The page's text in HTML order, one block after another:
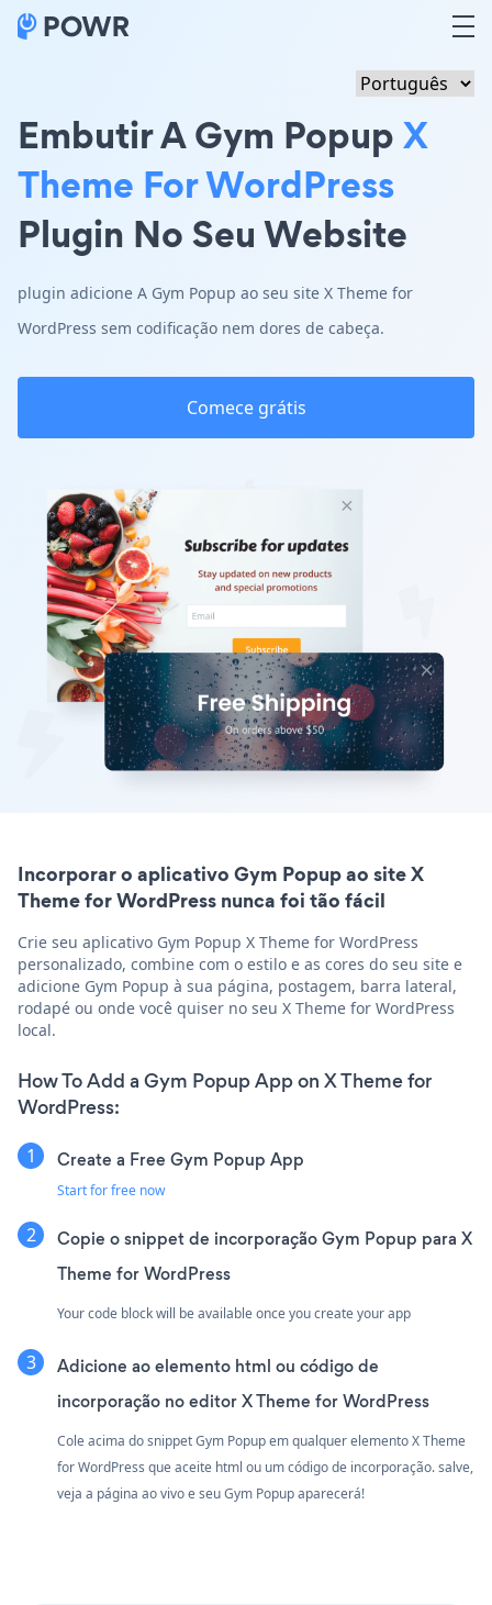
Embutir A Gym PopupX
Theme For WordPress
Plugin No Seu Website
plugin adicione A Gym Popup ao seu site X Theme for
WordPress sem codificação nem dores de cabeça.
Comece grátis
Incorporar o aplicativo Gym Popup ao site X
Theme for WordPress nunca foi tão fácil
Crie seu aplicativo Gym Popup X Theme for WordPress
personalizado, combine com o estilo e as cores do seu site e
adicione Gym Popup à sua página, postagem, barra lateral,
rodapé ou onde você quiser no seu X Theme for WordPress
local.
How To Add a Gym Popup App on X Theme for
WordPress:
Create a Free Gym Popup App
Start for free now
Copie o snippet de incorporação Gym Popup para X
Theme for WordPress
Your code block will be available once you create your app
Adicione ao elemento html ou código de
incorporação no editor X Theme for WordPress
Cole acima do snippet Gym Popup em qualquer elemento X Theme
for WordPress que aceite html ou um código de incorporação. salve,
veja a página ao vivo e seu Gym Popup aparecerá!